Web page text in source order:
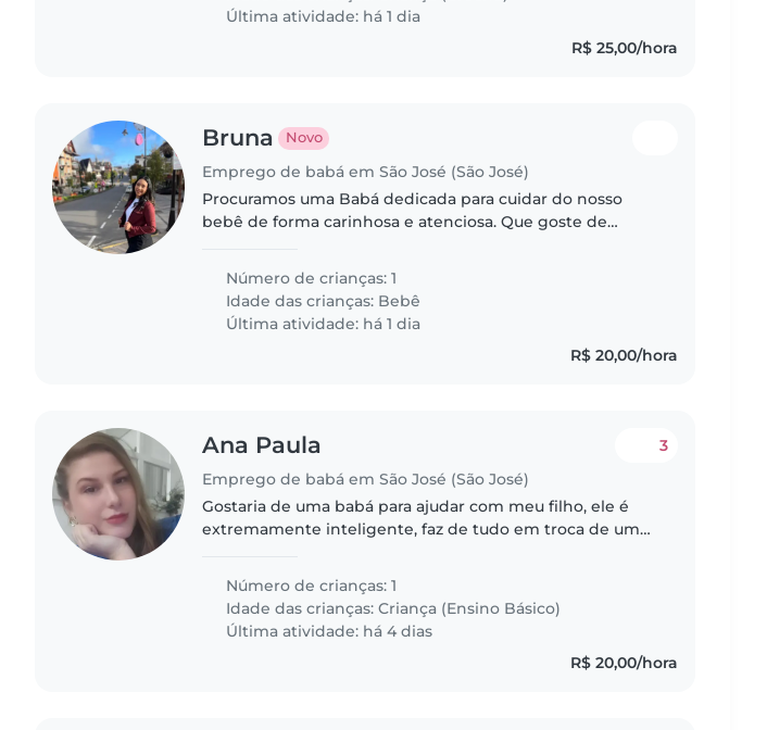
Última atividade: há 1 dia
R$ 25,00/hora
Bruna Novo
Emprego de babá em São José (São José)
Procuramos uma Babá dedicada para cuidar do nosso
bebê de forma carinhosa e atenciosa. Que goste de
divertido do nosso pequeno curioso...
Número de crianças: 1
Idade das crianças: Bebê
Última atividade: há 1 dia
R$ 20,00/hora
Ana Paula
Emprego de babá em São José (São José)
3
Gostaria de uma babá para ajudar com meu filho, ele é
extremamente inteligente, faz de tudo em troca de um
Número de crianças: 1
Idade das crianças:Criança (Ensino Básico)
Última atividade: há 4 dias
R$ 20,00/hora